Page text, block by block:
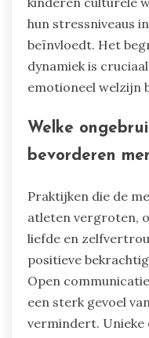
Culturele factoren
van liefde en
emotionele
Verschillende
verschillende
Bijvoorbeeld,
benadrukken
individualistische
zelfliefde, wat het
vergroot. Deze
beïnvloeden de
kinderen culturele
hun stressniveaus
beïnvloedt. Het